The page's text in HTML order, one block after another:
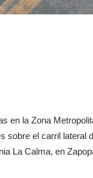
en la Zona
sobre el carril lateral
La Calma, en